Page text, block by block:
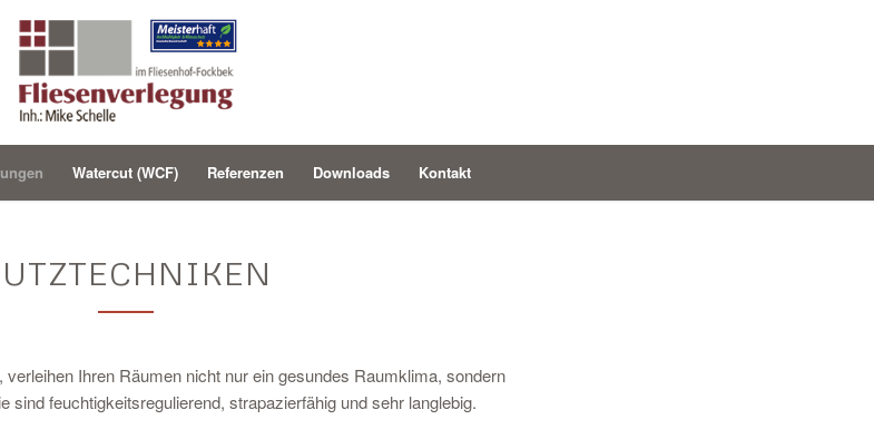
Watercut (WCF) Referenzen Downloads Kontakt
Ihren Räumen nicht nur ein gesundes Raumklima, sondern
sind feuchtigkeitsregulierend, strapazierfähig und sehr langlebig.